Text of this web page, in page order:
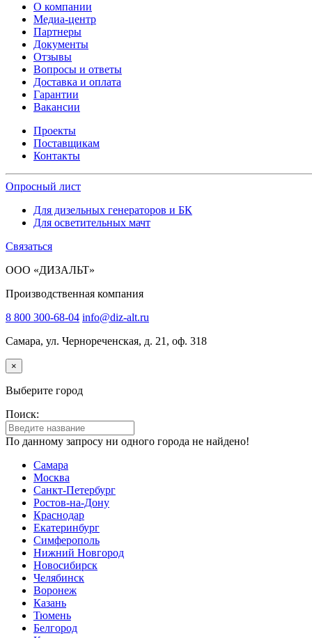
О компании
Медиа-центр
Партнеры
Документы
Отзывы
Вопросы и ответы
Доставка и оплата
Гарантии
Вакансии
Проекты
Поставщикам
Контакты
Опросный лист
Для дизельных генераторов и БК
Для осветительных мачт
Связаться
ООО «ДИЗАЛЬТ»
Производственная компания
8 800 300-68-04 info@diz-alt.ru
Самара, ул. Чернореченская, д. 21, оф. 318
×
Выберите город
Поиск:
По данному запросу ни одного города не найдено!
Самара
Москва
Санкт-Петербург
Ростов-на-Дону
Краснодар
Екатеринбург
Симферополь
Нижний Новгород
Новосибирск
Челябинск
Воронеж
Казань
Тюмень
Белгород